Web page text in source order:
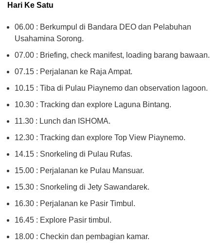
Hari Ke Satu
06.00 : Berkumpul di Bandara DEO dan Pelabuhan
Usahamina Sorong.
07.00 : Briefing, check manifest, loading barang bawaan.
07.15 : Perjalanan ke Raja Ampat.
10.15 : Tiba di Pulau Piaynemo dan observation lagoon.
10.30 : Tracking dan explore Laguna Bintang.
11.30 : Lunch dan ISHOMA.
12.30 : Tracking dan explore Top View Piaynemo.
14.15 : Snorkeling di Pulau Rufas.
15.00 : Perjalanan ke Pulau Mansuar.
15.30 : Snorkeling di Jety Sawandarek.
16.30 : Perjalanan ke Pasir Timbul.
16.45 : Explore Pasir timbul.
18.00 : Checkin dan pembagian kamar.